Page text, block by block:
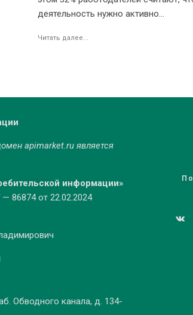
деятельность нужно активно...
Читать далее...
apimarket.ruявляется
информации»
86874 от 22.02.2024
Обводного канала, д. 134-